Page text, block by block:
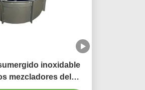
inoxidable
mezcladores del